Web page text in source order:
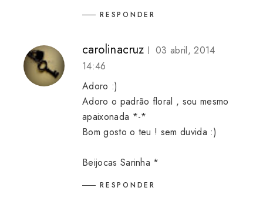
RESPONDER
carolinacruz
03 abril, 2014
14:46
Adoro :)
Adoro o padrão floral , sou mesmo
apaixonada *-*
Bom gosto o teu ! sem duvida :)
Beijocas Sarinha *
RESPONDER